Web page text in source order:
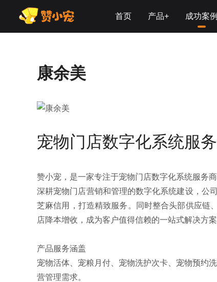
首页 产品+ 成功案例
康余美
宠物门店数字化系统服
赞小宠，是一家专注于宠物门店数字化系统服务商
深耕宠物门店营销和管理的数字化系统建设，公
芝麻信用，打造精致服务。同时整合头部供应链
店降本增收，成为客户值得信赖的一站式解决方案
产品服务涵盖
宠物活体、宠粮月付、宠物洗护次卡、宠物预约
营管理需求。